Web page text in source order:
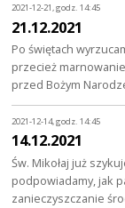
2021-12-21, godz. 14:45
21.12.2021
Po świętach
przecież
przed Bożym
2021-12-14, godz. 14:45
14.12.2021
Św. Mikołaj już
podpowiadamy, jak
zanieczyszczanie